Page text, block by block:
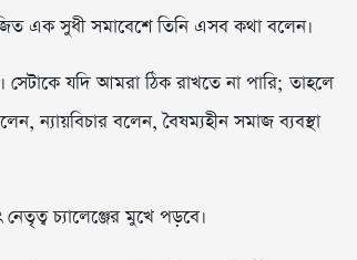
এক সুধী সমাবেশে তিনি এসব কথা বলেন।
যদি আমরা ঠিক রাখতে না পারি; তাহলে
ন্যায়বিচার বলেন, বৈষম্যহীন সমাজ ব্যবস্থা
চ্যালেঞ্জের মুখে পড়বে।